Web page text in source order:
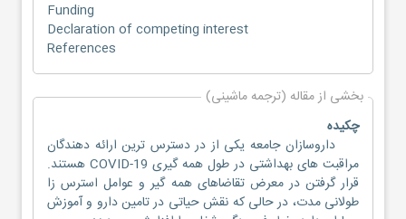
Funding
Declaration of competing interest
References
بخشی از مقاله (ترجمه ماشینی)
چکیده
داروسازان جامعه یکی از در دسترس ترین ارائه دهندگان
مراقبت های بهداشتی در طول همه گیری COVID-19 هستند.
قرار گرفتن در معرض تقاضاهای همه گیر و عوامل استرس زا
طولانی مدت، در حالی که نقش حیاتی در تامین دارو و آموزش